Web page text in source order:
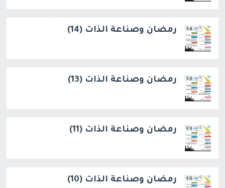
رمضان وصناعة الذات (14)
رمضان وصناعة الذات (13)
رمضان وصناعة الذات (11)
رمضان وصناعة الذات (10)